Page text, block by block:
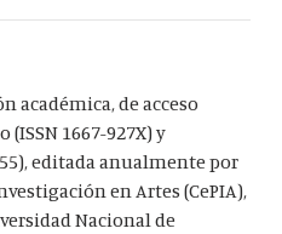
académica, de acceso
1667-927X) y
editada anualmente por
en Artes (CePIA),
Nacional de